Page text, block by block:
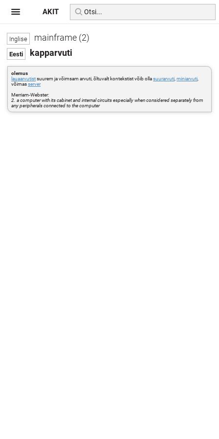
mainframe (2)
kapparvuti
olemus
lauaarvutistsuurem ja võimsam arvuti, õltuvalt kontekstist võib ollasuurarvuti ,miniarvuti
võimasserver
Merriam-Webster:
2. a computer with its cabinet and internal circuits especially when considered separately from
any peripherals connected to the computer
AKIT